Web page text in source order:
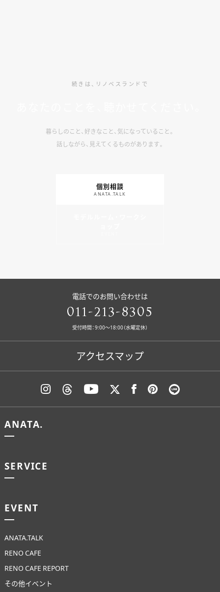
続きは、リノベスランドで
暮らしのこと、好きなこと、気になっていること。
話しながら、見えてくるものがあります。
個別相談
ANATA.TALK
電話でのお問い合わせは
011-213-8305
受付時間：9:00〜18:00（水曜定休）
アクセスマップ
ANATA.
SERVICE
EVENT
ANATA.TALK
RENO CAFE
RENO CAFE REPORT
その他イベント